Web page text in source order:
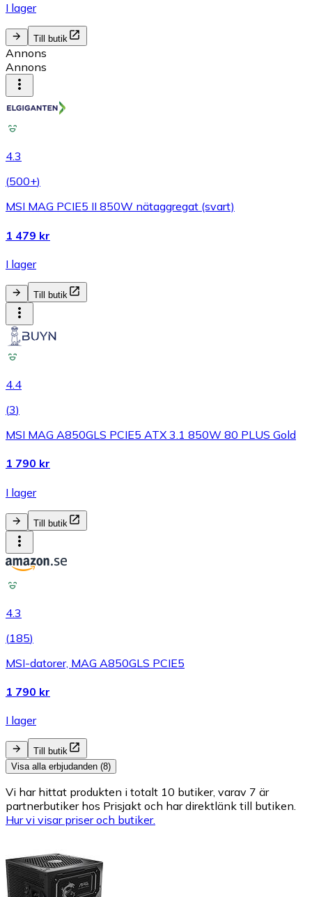
I lager
Till butik
Annons
Annons
4.3
(500+)
MSI MAG PCIE5 II 850W nätaggregat (svart)
1 479 kr
I lager
Till butik
4.4
(3)
MSI MAG A850GLS PCIE5 ATX 3.1 850W 80 PLUS Gold
1 790 kr
I lager
Till butik
4.3
(185)
MSI-datorer, MAG A850GLS PCIE5
1 790 kr
I lager
Till butik
Visa alla erbjudanden (8)
Vi har hittat produkten i totalt 10 butiker, varav 7 är
partnerbutiker hos Prisjakt och har direktlänk till butiken.
Hur vi visar priser och butiker.